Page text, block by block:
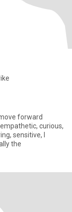
forward
sensitive, I
the